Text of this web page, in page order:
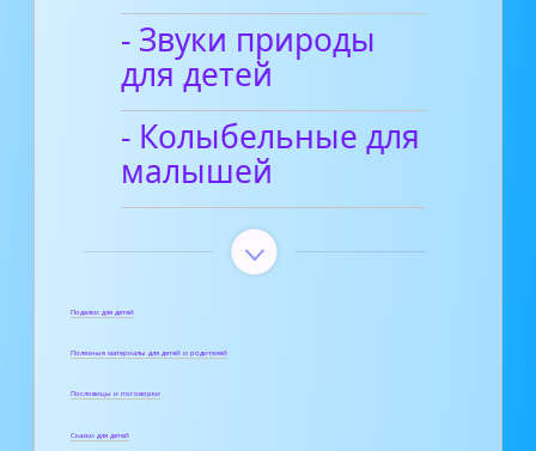
- Звуки природы
для детей
- Колыбельные для
малышей
Поделки для детей
Полезные материалы для детей и родителей
Пословицы и поговорки
Сказки для детей